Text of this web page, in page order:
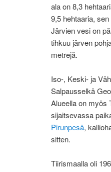
ala on 8,3
9,5 hehtaaria,
Järvien vesi on
tihkuu järven
metrejä.
Iso-, Keski- ja
Salpausselkä
Alueella on myös
sijaitsevassa
Pirunpesä,
sitten.
Tiirismaalla oli